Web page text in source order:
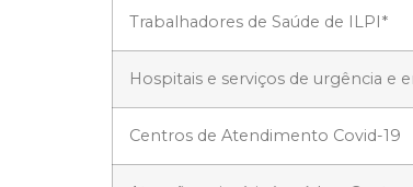
Trabalhadores de Saúde de ILPI*
Hospitais e serviços de urgência e
Centros de Atendimento Covid-19